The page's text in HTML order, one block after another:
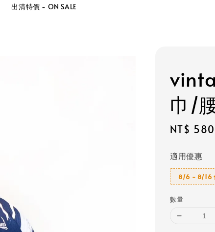
出清特價 - ON SALE
巾/
Regular
NT$ 580
適用優惠
8/6 - 8/16
數量